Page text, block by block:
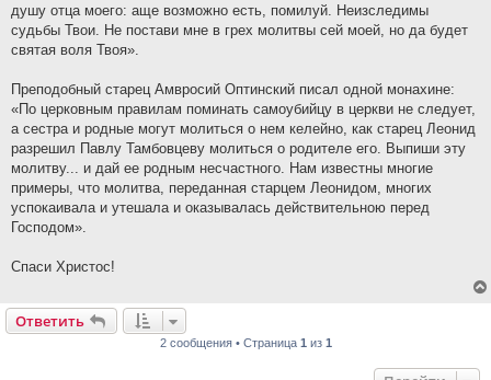
душу отца моего: аще возможно есть, помилуй. Неизследимы
судьбы Твои. Не постави мне в грех молитвы сей моей, но да будет
святая воля Твоя».
Преподобный старец Амвросий Оптинский писал одной монахине:
«По церковным правилам поминать самоубийцу в церкви не следует,
а сестра и родные могут молиться о нем келейно, как старец Леонид
разрешил Павлу Тамбовцеву молиться о родителе его. Выпиши эту
молитву... и дай ее родным несчастного. Нам известны многие
примеры, что молитва, переданная старцем Леонидом, многих
успокаивала и утешала и оказывалась действительною перед
Господом».
Спаси Христос!
Ответить
2 сообщения • Страница 1 из 1